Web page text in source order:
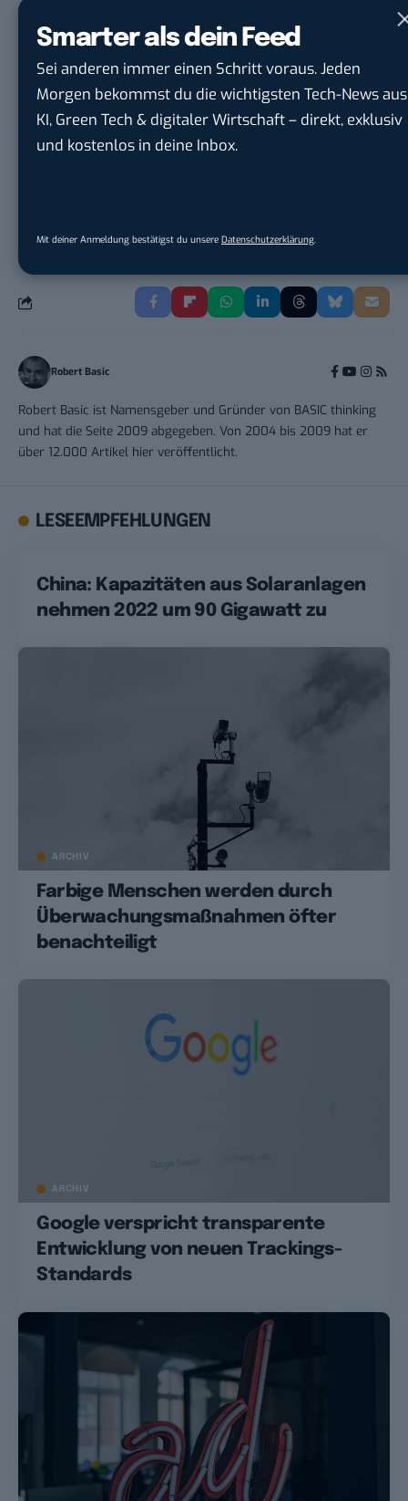
Smarter als dein Feed
Sei anderen immer einen Schritt voraus. Jeden
Morgen bekommst du die wichtigsten Tech-News aus
KI, Green Tech & digitaler Wirtschaft – direkt, exklusiv
und kostenlos in deine Inbox.
Mit deiner Anmeldung bestätigst du unsere Datenschutzerklärung
Online-Redakteur / Content Creator
(m/w/d) B2...
Mülheim an der Ruhr
Robert Basic
Robert Basic ist Namensgeber und Gründer von BASIC thinking
und hat die Seite 2009 abgegeben. Von 2004 bis 2009 hat er
über 12.000 Artikel hier veröffentlicht.
LESEEMPFEHLUNGEN
China: Kapazitäten aus Solaranlagen
nehmen 2022 um 90 Gigawatt zu
ARCHIV
Farbige Menschen werden durch
Überwachungsmaßnahmen öfter
benachteiligt
ARCHIV
Google verspricht transparente
Entwicklung von neuen Trackings-
Standards